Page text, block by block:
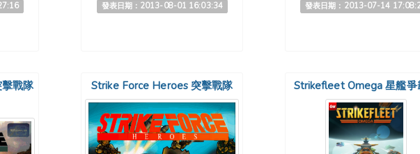
發表日期：2013-08-01 16:03:34
發表日期：2013-07-14
戰隊
Strike Force Heroes 突擊戰隊 Strikefleet Omega 星艦爭